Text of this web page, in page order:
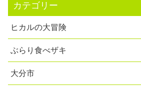
カテゴリー
ヒカルの大冒険
ぶらり食べザキ
大分市